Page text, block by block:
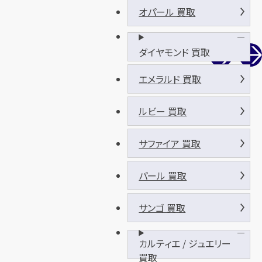
オパール 買取
ダイヤモンド 買取
エメラルド 買取
ルビー 買取
サファイア 買取
パール 買取
サンゴ 買取
カルティエ / ジュエリー
買取